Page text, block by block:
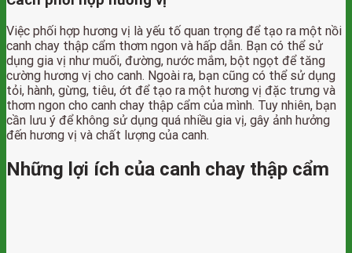
Việc phối hợp hương vị là yếu tố quan trọng để tạo ra một nồi
canh chay thập cẩm thơm ngon và hấp dẫn. Bạn có thể sử
dụng gia vị như muối, đường, nước mắm, bột ngọt để tăng
cường hương vị cho canh. Ngoài ra, bạn cũng có thể sử dụng
tỏi, hành, gừng, tiêu, ớt để tạo ra một hương vị đặc trưng và
thơm ngon cho canh chay thập cẩm của mình. Tuy nhiên, bạn
cần lưu ý để không sử dụng quá nhiều gia vị, gây ảnh hưởng
đến hương vị và chất lượng của canh.
Những lợi ích của canh chay thập cẩm